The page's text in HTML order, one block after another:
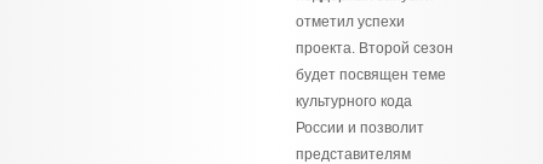
отметил успехи
проекта. Второй сезон
будет посвящен теме
культурного кода
России и позволит
представителям